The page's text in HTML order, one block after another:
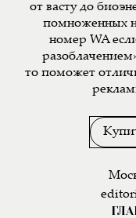
от васту до
помноженных
номер WA
то поможет